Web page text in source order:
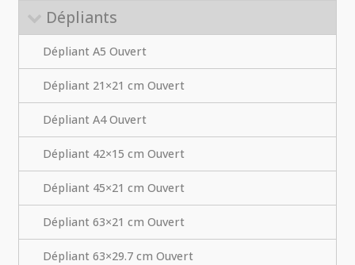
Dépliants
Dépliant A5 Ouvert
Dépliant 21×21 cm Ouvert
Dépliant A4 Ouvert
Dépliant 42×15 cm Ouvert
Dépliant 45×21 cm Ouvert
Dépliant 63×21 cm Ouvert
Dépliant 63×29.7 cm Ouvert